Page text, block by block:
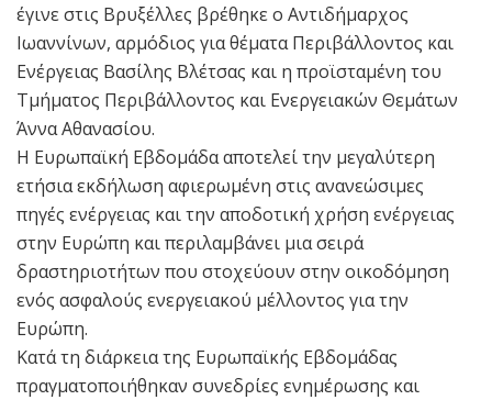
έγινε στις Βρυξέλλες βρέθηκε ο Αντιδήμαρχος
Ιωαννίνων, αρμόδιος για θέματα Περιβάλλοντος και
Ενέργειας Βασίλης Βλέτσας και η προϊσταμένη του
Τμήματος Περιβάλλοντος και Ενεργειακών Θεμάτων
Άννα Αθανασίου.
Η Ευρωπαϊκή Εβδομάδα αποτελεί την μεγαλύτερη
ετήσια εκδήλωση αφιερωμένη στις ανανεώσιμες
πηγές ενέργειας και την αποδοτική χρήση ενέργειας
στην Ευρώπη και περιλαμβάνει μια σειρά
δραστηριοτήτων που στοχεύουν στην οικοδόμηση
ενός ασφαλούς ενεργειακού μέλλοντος για την
Ευρώπη.
Κατά τη διάρκεια της Ευρωπαϊκής Εβδομάδας
πραγματοποιήθηκαν συνεδρίες ενημέρωσης και